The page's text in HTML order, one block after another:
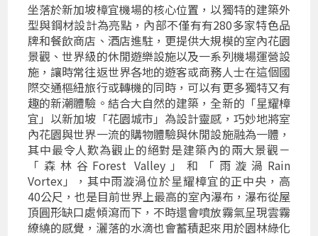
坐落於新加坡樟宜機場的核心位置，以獨特的建築外
型與鋼材設計為亮點，內部不僅有有280多家特色品
牌和餐飲商店、酒店進駐，更提供大規模的室內花園
景觀、世界級的休閒遊樂設施以及一系列機場運營設
施，讓時常往返世界各地的遊客或商務人士在這個國
際交通樞紐旅行或轉機的同時，可以有更多獨特又有
趣的新潮體驗。結合大自然的建築，全新的「星耀樟
宜」以新加坡「花園城市」為設計靈感，巧妙地將室
內花園與世界一流的購物體驗與休閒設施融為一體，
其中最令人歎為觀止的絕對是建築內的兩大景觀－
「森林谷Forest Valley」和「雨漩渦Rain
Vortex」，其中雨漩渦位於星耀樟宜的正中央，高
40公尺，也是目前世界上最高的室內瀑布，瀑布從屋
頂圓形缺口處傾瀉而下，不時還會噴放霧氣呈現雲霧
繚繞的感覺，灑落的水滴也會蓄積起來用於園林綠化